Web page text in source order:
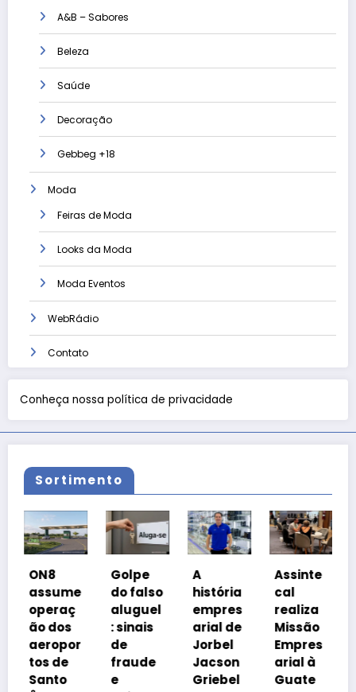
A&B – Sabores
Beleza
Saúde
Decoração
Gebbeg +18
Moda
Feiras de Moda
Looks da Moda
Moda Eventos
WebRádio
Contato
Conheça nossa política de privacidade
Sortimento
ON8
assume
operaç
ão dos
aeropor
tos de
Santo
Golpe
do falso
aluguel
: sinais
de
fraude
história
empres
arial de
Jorbel
Jacson
Griebel
Assinte
cal
realiza
Missão
Empres
arial à
Guate